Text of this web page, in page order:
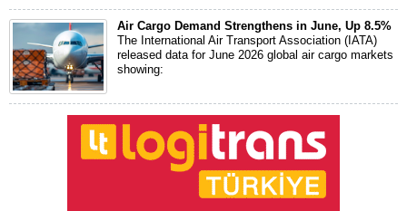
Air Cargo Demand Strengthens in June, Up 8.5%
The International Air Transport Association (IATA)
released data for June 2026 global air cargo markets
showing: